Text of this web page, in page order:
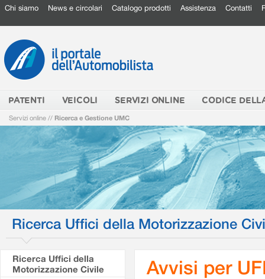
Chi siamo News e circolari Catalogo prodotti Assistenza Contatti
PATENTI VEICOLI SERVIZI ONLINE CODICE
Servizi online // Ricerca e Gestione UMC
Ricerca Uffici della Motorizzazione
Ricerca Uffici della
Motorizzazione Civile
Avvisi per